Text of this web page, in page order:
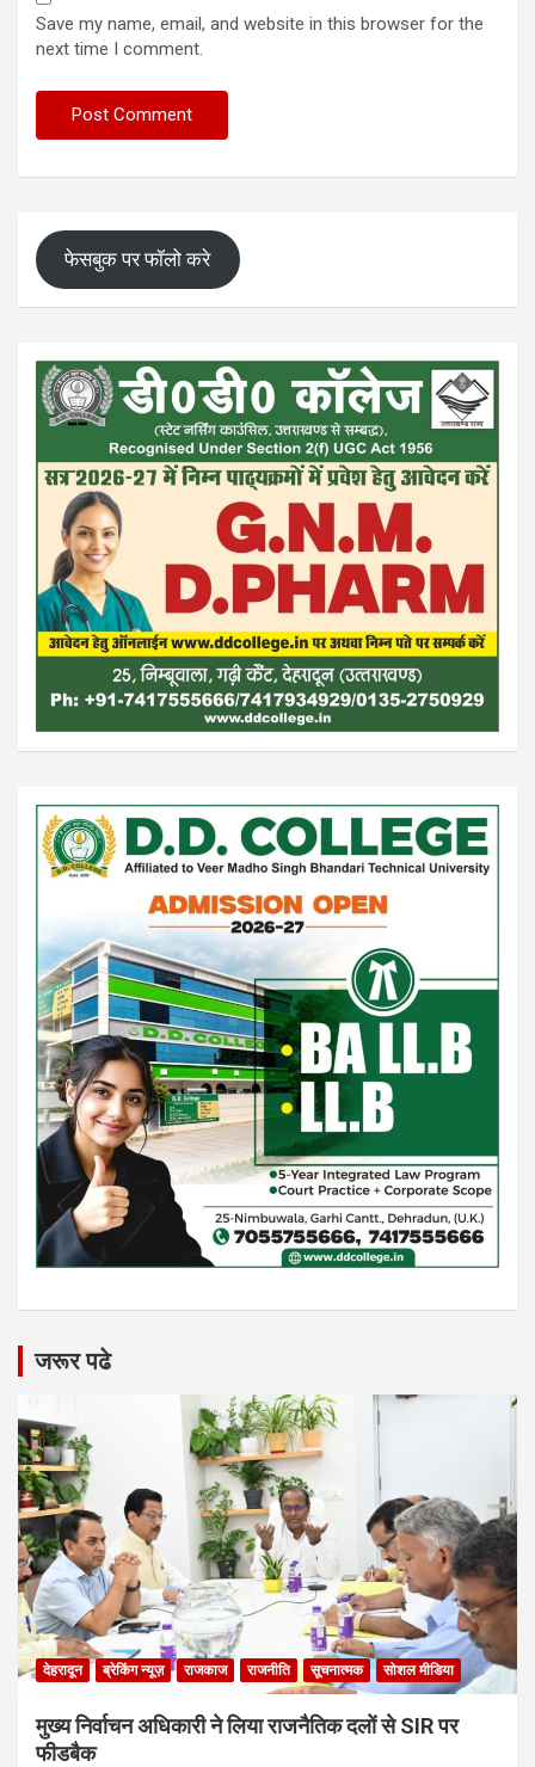
Save my name, email, and website in this browser for the
next time I comment.
फेसबुक पर फॉलो करे
जरूर पढे
देहरादून ब्रेकिंग न्यूज़ राजकाज राजनीति सूचनात्मक सोशल मीडिया
मुख्य निर्वाचन अधिकारी ने लिया राजनैतिक दलों से SIR पर
फीडबैक